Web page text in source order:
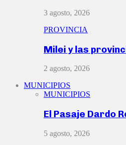
3 agosto, 2026
PROVINCIA
Milei y las
2 agosto, 2026
MUNICIPIOS
MUNICIPIOS
El Pasaje Dardo
5 agosto, 2026